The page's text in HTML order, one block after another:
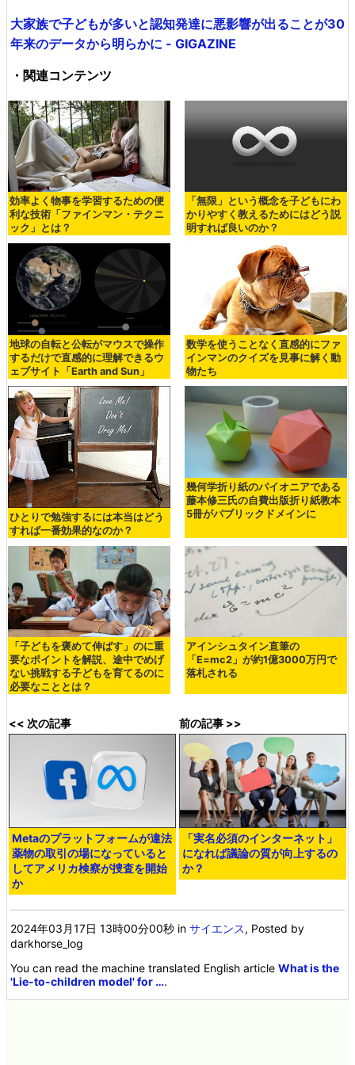
大家族で子どもが多いと認知発達に悪影響が出ることが30
年来のデータから明らかに - GIGAZINE
・関連コンテンツ
効率よく物事を学習するための便
利な技術「ファインマン・テクニ
ック」とは？
「無限」という概念を子どもにわ
かりやすく教えるためにはどう説
明すれば良いのか？
地球の自転と公転がマウスで操作
するだけで直感的に理解できるウ
ェブサイト「Earth and Sun」
数学を使うことなく直感的にファ
インマンのクイズを見事に解く動
物たち
ひとりで勉強するには本当はどう
すれば一番効果的なのか？
幾何学折り紙のパイオニアである
藤本修三氏の自費出版折り紙教本
5冊がパブリックドメインに
「子どもを褒めて伸ばす」のに重
要なポイントを解説、途中でめげ
ない挑戦する子どもを育てるのに
必要なこととは？
アインシュタイン直筆の
「E=mc2」が約1億3000万円で
落札される
<< 次の記事
Metaのプラットフォームが違法
薬物の取引の場になっていると
してアメリカ検察が捜査を開始
か
前の記事 >>
「実名必須のインターネット」
になれば議論の質が向上するの
か？
2024年03月17日 13時00分00秒 inサイエンス, Posted by
darkhorse_log
You can read the machine translated English articleWhat is the
'Lie-to-children model' for ….